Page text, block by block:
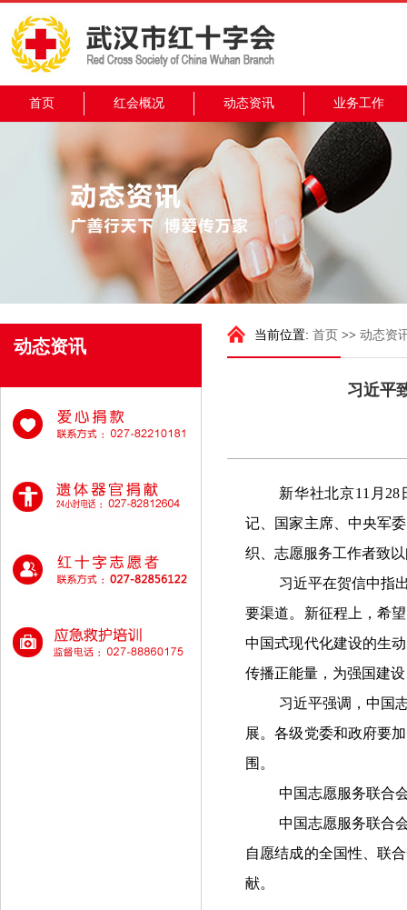
首页 红会概况 动态资讯 业务工作
动态资讯
当前位置: 首页 >> 动态资
习近平
新华社北京11月
记、国家主席、中央军
织、志愿服务工作者致
习近平在贺信中指
要渠道。新征程上，希
中国式现代化建设的生
传播正能量，为强国建
习近平强调，中国
展。各级党委和政府要
围。
中国志愿服务联合
中国志愿服务联合
自愿结成的全国性、联
献。